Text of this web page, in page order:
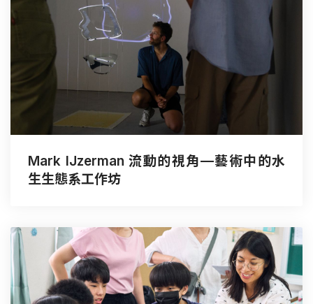
Mark IJzerman 流動的視角—藝術中的水
生生態系工作坊